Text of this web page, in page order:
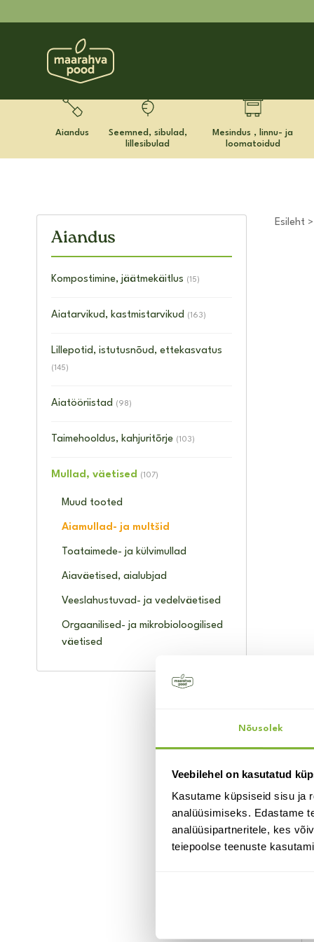
Nõusolek
Veebilehel on kasutatud
Kasutame küpsiseid sisu ja
analüüsimiseks. Edastame
analüüsipartneritele, kes
teiepoolse teenuste
Aiandus
Seemned, sibulad,
lillesibulad
Mesindus , linnu- ja
loomatoidud
Aiandus
Kompostimine, jäätmekäitlus (15)
Aiatarvikud, kastmistarvikud (163)
Lillepotid, istutusnõud, ettekasvatus
(145)
Aiatööriistad (98)
Taimehooldus, kahjuritõrje (103)
Mullad, väetised (107)
Muud tooted
Aiamullad- ja multšid
Toataimede- ja külvimullad
Aiaväetised, aialubjad
Veeslahustuvad- ja vedelväetised
Orgaanilised- ja mikrobioloogilised
väetised
Esileht >